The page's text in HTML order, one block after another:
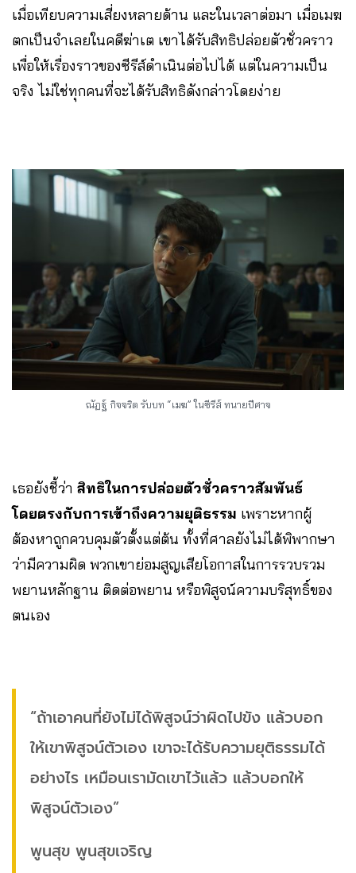
เมื่อเทียบความเสี่ยงหลายด้าน และในเวลาต่อมา เมื่อเมฆ
ตกเป็นจำเลยในคดีฆ่าเต เขาได้รับสิทธิปล่อยตัวชั่วคราว
เพื่อให้เรื่องราวของซีรีส์ดำเนินต่อไปได้ แต่ในความเป็น
จริง ไม่ใช่ทุกคนที่จะได้รับสิทธิดังกล่าวโดยง่าย
ณัฏฐ์ กิจจริต รับบท “เมฆ” ในซีรีส์ ทนายปีศาจ
เธอยังชี้ว่า สิทธิในการปล่อยตัวชั่วคราวสัมพันธ์
โดยตรงกับการเข้าถึงความยุติธรรม เพราะหากผู้
ต้องหาถูกควบคุมตัวตั้งแต่ต้น ทั้งที่ศาลยังไม่ได้พิพากษา
ว่ามีความผิด พวกเขาย่อมสูญเสียโอกาสในการรวบรวม
พยานหลักฐาน ติดต่อพยาน หรือพิสูจน์ความบริสุทธิ์ของ
ตนเอง
“ถ้าเอาคนที่ยังไม่ได้พิสูจน์ว่าผิดไปขัง แล้วบอก
ให้เขาพิสูจน์ตัวเอง เขาจะได้รับความยุติธรรมได้
อย่างไร เหมือนเรามัดเขาไว้แล้ว แล้วบอกให้
พิสูจน์ตัวเอง”
พูนสุข พูนสุขเจริญ